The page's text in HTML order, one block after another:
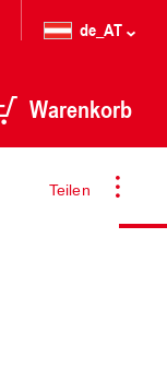
de_AT
Warenkorb
Teilen